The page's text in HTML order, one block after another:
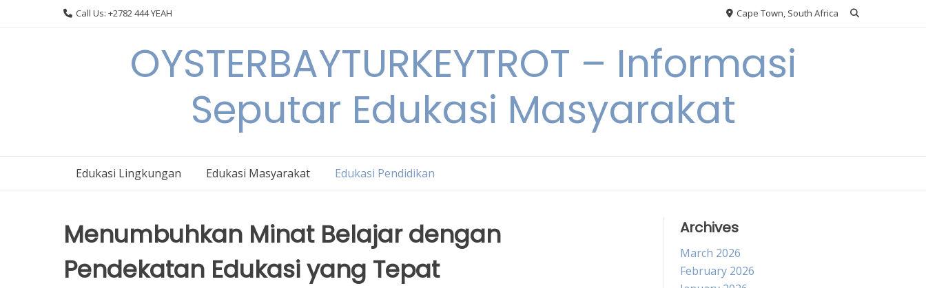
Call Us: +2782 444 YEAH Cape Town, South Africa
OYSTERBAYTURKEYTROT – Informasi
Seputar Edukasi Masyarakat
Edukasi Lingkungan Edukasi Masyarakat Edukasi Pendidikan
Menumbuhkan Minat Belajar dengan
Pendekatan Edukasi yang Tepat
Archives
March 2026
February 2026